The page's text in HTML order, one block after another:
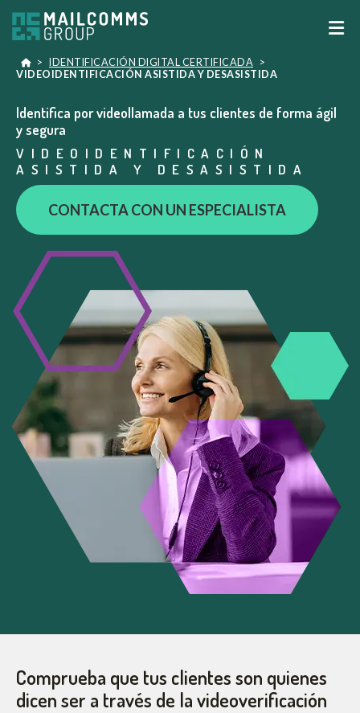
> IDENTIFICACIÓN DIGITAL CERTIFICADA >
VIDEOIDENTIFICACIÓN ASISTIDA Y DESASISTIDA
Identifica por videollamada a tus clientes de forma ágil
y segura
VIDEOIDENTIFICACIÓN
ASISTIDA Y DESASISTIDA
CONTACTA CON UN ESPECIALISTA
Comprueba que tus clientes son quienes
dicen ser a través de la videoverificación